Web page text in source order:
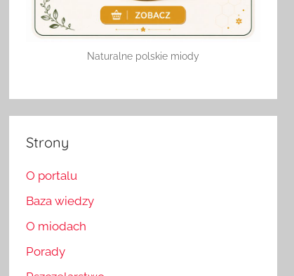
Naturalne polskie miody
Strony
O portalu
Baza wiedzy
O miodach
Porady